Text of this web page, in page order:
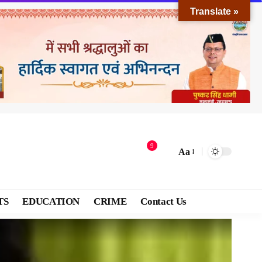
9
Aa
EDUCATION CRIME Contact Us
Translate »